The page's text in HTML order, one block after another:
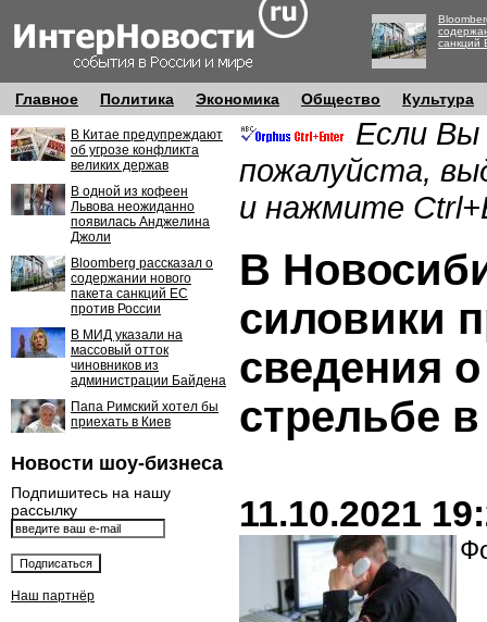
санкций
Главное Политика Экономика Общество Культура
В Китае предупреждают
об угрозе конфликта
великих держав
В одной из кофеен
Львова неожиданно
появилась Анджелина
Джоли
Bloomberg рассказал о
содержании нового
пакета санкций ЕС
против России
В МИД указали на
массовый отток
чиновников из
администрации Байдена
Папа Римский хотел бы
приехать в Киев
Новости шоу-бизнеса
Подпишитесь на нашу
рассылку
Наш партнёр
Если Вы
пожалуйста,
и нажмите
В
силовики
сведения
стрельбе
11.10.2021